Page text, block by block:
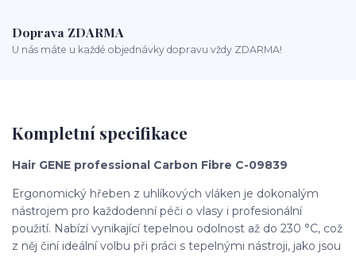
Doprava ZDARMA
U nás máte u každé objednávky dopravu vždy ZDARMA!
Kompletní specifikace
Hair GENE professional Carbon Fibre C-09839
Ergonomický hřeben z uhlíkových vláken je dokonalým
nástrojem pro každodenní péči o vlasy i profesionální
použití. Nabízí vynikající tepelnou odolnost až do 230 °C, což
z něj činí ideální volbu při práci s tepelnými nástroji, jako jsou